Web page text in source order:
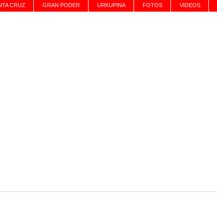
CRUZ GRAN PODER URKUPINA FOTOS VIDEOS